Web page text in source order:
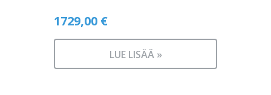
1729,00 €
LUE LISÄÄ »